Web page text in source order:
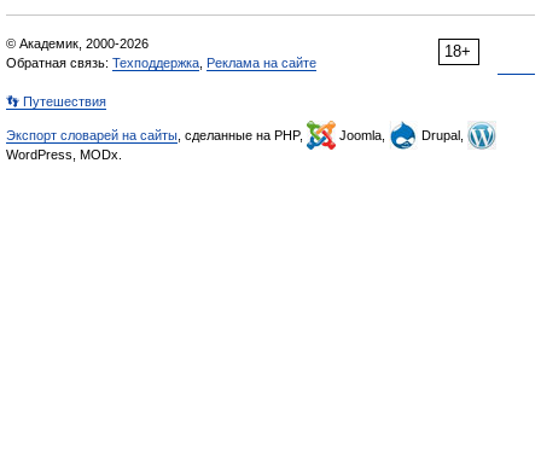
18+
© Академик, 2000-2026
Обратная связь: Техподдержка Реклама на сайте
👣 Путешествия
Экспорт словарей на сайты , сделанные на PHP, Joomla,
Drupal,
WordPress, MODx.